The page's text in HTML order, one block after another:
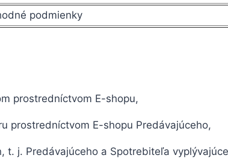
podmienky
prostredníctvom E-shopu,
prostredníctvom E-shopu Predávajúceho,
t. j. Predávajúceho a Spotrebiteľa